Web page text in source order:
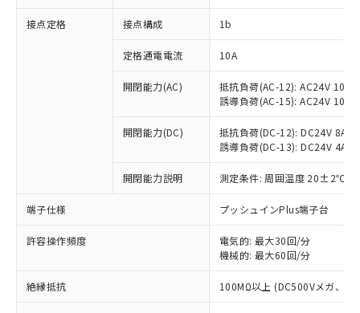
接点定格 接点構成 1b
定格通電電流 10A
開閉能力(AC)
抵抗負荷(AC-12): AC24V 10A/
誘導負荷(AC-15): AC24V
開閉能力(DC)
抵抗負荷(DC-12): DC24V 8A/
誘導負荷(DC-13): DC24V 4A/
開閉能力説明 測定条件: 周囲温度 20±2℃、
端子仕様 プッシュインPlus端子台
許容操作頻度
電気的: 最大30回/分
機械的: 最大60回/分
絶縁抵抗 100MΩ以上 (DC500Vメガ、点
ご利用条件
以下の条件をお読みいただき、同意のうえ
本サービスは、当社制御機器事業取扱
商品の当社在庫状況および標準価格
(税抜)を提供させていただくもので
当社制御機器事業取扱商品の中には、
本サービスの対象外となる商品もある
在庫状況および標準価格照会結果は、
記載している更新日時点での社内デー
タに基づき作成されるものであり、閲
覧された時点での実際の在庫および標
対応予定：EU RoHS指令（10物質）の非含
有に対応した製品に切り替える予定のある
対応予定なし：EU RoHS指令（10物質）の
非含有に非対応の商品で、対応品を出す予
調査・確認中：EU RoHS指令（10物質）の
非含有の対応状況を調査中または確認中の
非該当品：ライセンス料など無形物で、有
害物質有無と関係のない商品です。
仕入先様の事情により、非含有部品として
いたものが、含有品と判明した場合などや
むを得ず変更することがあります。
鉛(Pb) 1000ppm以下、 水銀(Hg) 1000ppm以下、 カド
※1 中国RoHS○×表
「○」：最大均質材料含有率が中国RoHSの
基準値以下であることを示します。
「×」：最大均質材料含有率が中国RoHSの
基準値を超えていることを示します。
「－」：未確認です。当社販売部門へお問
*中国RoHS10物質の基準値 (GB/T26572)：
Pb(鉛) :1000ppm、 Hg(水銀) : 1000ppm、 Cd(カドミウ
当社は、これら貴社製品のうち、外国
為替および外国貿易法に定める商品
（以下｢規制貨物等」という）を輸出
国政府の輸出許可(または役務取引許